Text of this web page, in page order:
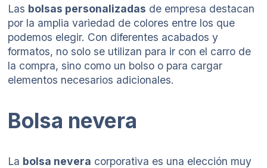
Las bolsas personalizadas de empresa destacan
por la amplia variedad de colores entre los que
podemos elegir. Con diferentes acabados y
formatos, no solo se utilizan para ir con el carro de
la compra, sino como un bolso o para cargar
elementos necesarios adicionales.
Bolsa nevera
La bolsa nevera corporativa es una elección muy